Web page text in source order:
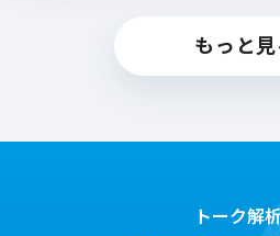
もっと見
トーク解